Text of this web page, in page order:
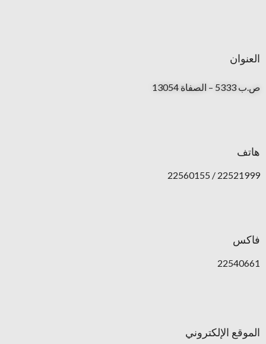
العنوان
ص.ب 5333 – الصفاة 13054
هاتف
22521999 / 22560155
فاكس
22540661
الموقع الإلكتروني